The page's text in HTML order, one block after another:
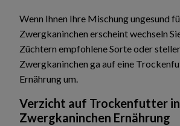
Wenn Ihnen Ihre Mischung ungesund
Zwergkaninchen erscheint wechseln
Züchtern empfohlene Sorte oder
Zwergkaninchen ga auf eine
Ernährung um.
Verzicht auf Trockenfutter
Zwergkaninchen Ernährung